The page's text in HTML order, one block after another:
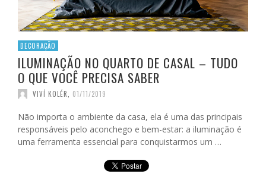
DECORAÇÃO
ILUMINAÇÃO NO QUARTO DE CASAL – TUDO
O QUE VOCÊ PRECISA SABER
VIVÍ KOLÉR 01/11/2019
Não importa o ambiente da casa, ela é uma das principais
responsáveis pelo aconchego e bem-estar: a iluminação é
uma ferramenta essencial para conquistarmos um …